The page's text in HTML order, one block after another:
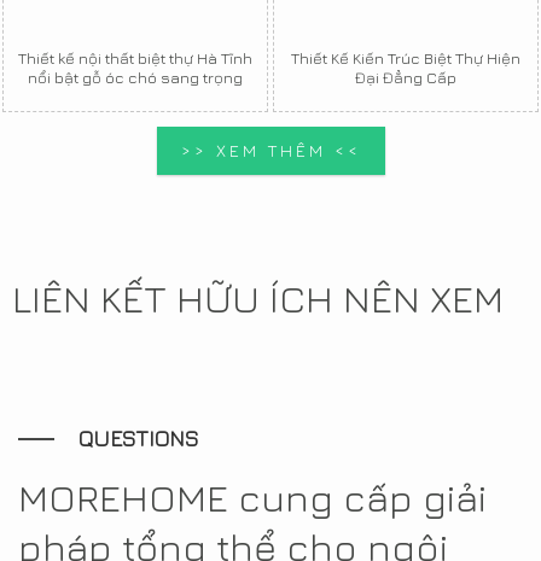
Thiết kế nội thất biệt thự Hà Tĩnh
nổi bật gỗ óc chó sang trọng
Thiết Kế Kiến Trúc Biệt Thự Hiện
Đại Đẳng Cấp
>> XEM THÊM <<
LIÊN KẾT HỮU ÍCH NÊN XEM
QUESTIONS
MOREHOME cung cấp giải
pháp tổng thể cho ngôi